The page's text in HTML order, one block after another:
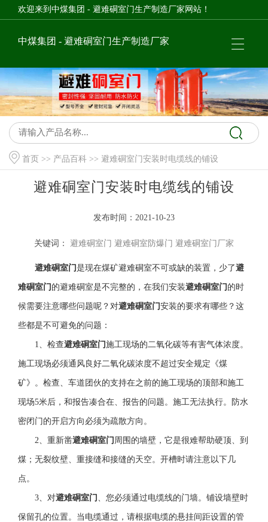
欢迎来到中煤集团 - 避难硐室门生产制造厂家网站！
中煤集团 - 避难硐室门生产制造厂家
首页 >> 产品百科 >> 避难硐室门安装时电缆线的铺设
避难硐室门安装时电缆线的铺设
发布时间：2021-10-23
关键词： 避难硐室门 避难硐室防爆门 避难硐室门厂家
避难硐室门是现在煤矿避难硐室不可或缺的装置，少了避
难硐室门 的避难硐室是不完整的，在我们安装避难硐室门 的时
候需要注意哪些问题呢？对避难硐室门安装的要求有哪些？这
些都是不可避免的问题：
1、检查避难硐室门施工现场的二氧化碳等有害气体浓度。
施工现场必须通风良好二氧化碳浓度不超过安全规定《煤
矿》。检查、车道团伙的支持在之前的施工现场的顶部和施工
现场5米后，和报告凑合在、报告的问题。施工无法执行。防水
密闭门的开启方向必须为疏散方向。
2、重新凿避难硐室门 周围的墙壁，它是很难帮助硬顶、到
煤；无裂纹壁、重接缝和接缝的天空。开槽时请注意以下几
点。
3、对避难硐室门 、您必须通过电缆线的门墙。铺设墙壁时
保留孔的位置。当电缆通过，请根据电缆的悬挂间距设置的管